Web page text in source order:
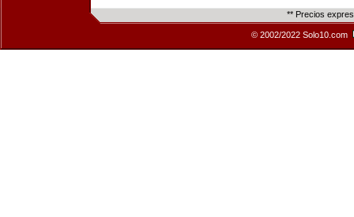
** Precios
© 2002/2022 Solo10.com